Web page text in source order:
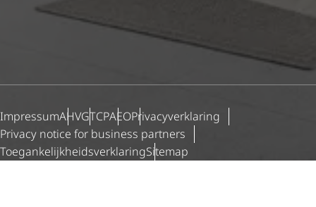
ImpressumAHVGTCPAEOPriva­cy­ver­kla­ring
Privacy notice for business partners
Toegan­ke­lijk­heids­ver­kla­ringSitemap